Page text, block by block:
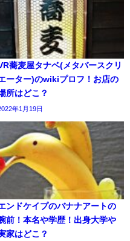
蕎麦屋タナベ(メタバースクリ
ーター)のwikiプロフ！お店の
所はどこ？
年1月19日
ンドケイプのバナナアートの
前！本名や学歴！出身大学や
家はどこ？